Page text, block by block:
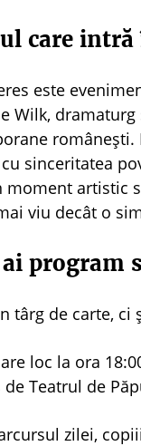
care
este
Wilk,
românești.
sinceritatea
artistic
viu decât o
program
târg de carte,
loc la ora
Teatrul de
zilei,